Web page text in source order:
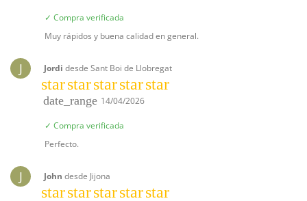
✓ Compra verificada
Muy rápidos y buena calidad en general.
J Jordi desde Sant Boi de Llobregat
starstarstarstarstar
date_range 14/04/2026
✓ Compra verificada
Perfecto.
J John desde Jijona
starstarstarstarstar